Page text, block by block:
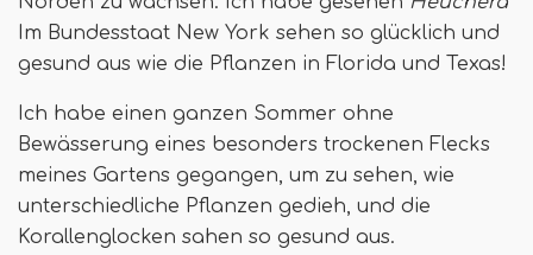
Im Bundesstaat New York sehen so glücklich und
gesund aus wie die Pflanzen in Florida und Texas!
Ich habe einen ganzen Sommer ohne
Bewässerung eines besonders trockenen Flecks
meines Gartens gegangen, um zu sehen, wie
unterschiedliche Pflanzen gedieh, und die
Korallenglocken sahen so gesund aus.